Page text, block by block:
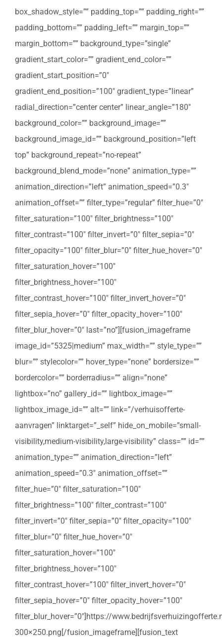
box_shadow_style=”” padding_top=”” padding_right=””
padding_bottom=”” padding_left=”” margin_top=””
margin_bottom=”” background_type=”single”
gradient_start_color=”” gradient_end_color=””
gradient_start_position=”0″
gradient_end_position=”100″ gradient_type=”linear”
radial_direction=”center center” linear_angle=”180″
background_color=”” background_image=””
background_image_id=”” background_position=”left
top” background_repeat=”no-repeat”
background_blend_mode=”none” animation_type=””
animation_direction=”left” animation_speed=”0.3″
animation_offset=”” filter_type=”regular” filter_hue=”0″
filter_saturation=”100″ filter_brightness=”100″
filter_contrast=”100″ filter_invert=”0″ filter_sepia=”0″
filter_opacity=”100″ filter_blur=”0″ filter_hue_hover=”0″
filter_saturation_hover=”100″
filter_brightness_hover=”100″
filter_contrast_hover=”100″ filter_invert_hover=”0″
filter_sepia_hover=”0″ filter_opacity_hover=”100″
filter_blur_hover=”0″ last=”no”][fusion_imageframe
image_id=”5325|medium” max_width=”” style_type=””
blur=”” stylecolor=”” hover_type=”none” bordersize=””
bordercolor=”” borderradius=”” align=”none”
lightbox=”no” gallery_id=”” lightbox_image=””
lightbox_image_id=”” alt=”” link=”/verhuisofferte-
aanvragen” linktarget=”_self” hide_on_mobile=”small-
visibility,medium-visibility,large-visibility” class=”” id=””
animation_type=”” animation_direction=”left”
animation_speed=”0.3″ animation_offset=””
filter_hue=”0″ filter_saturation=”100″
filter_brightness=”100″ filter_contrast=”100″
filter_invert=”0″ filter_sepia=”0″ filter_opacity=”100″
filter_blur=”0″ filter_hue_hover=”0″
filter_saturation_hover=”100″
filter_brightness_hover=”100″
filter_contrast_hover=”100″ filter_invert_hover=”0″
filter_sepia_hover=”0″ filter_opacity_hover=”100″
filter_blur_hover=”0″]https://
300×250.png[/fusion_imageframe][fusion_text